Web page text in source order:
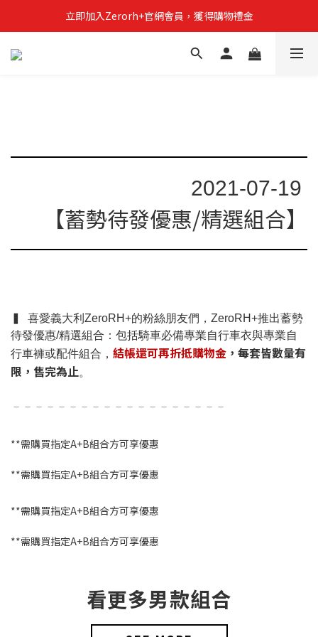
立即加入Zerorh+官網會員，獲得購物禮金
立即加入Zerorh+官網會員，獲得購物禮金
Zerorh+期間限定優惠全館滿15000折1500滿20000折2500
2021-07-19
【蓄勢待發優惠/精選組合】
▍ 喜愛義大利ZeroRH+的粉絲朋友們，ZeroRH+推出蓄勢
待發優惠/精選組合：包括騎車必備專業自行車衣與專業自
行車褲或配件組合， 結帳還可再折抵購物金 ，每套皆數量有
限，售完為止。
－－－－－－－－－－－－－－－－－－－
**需購買指定A+B組合方可享優惠
**需購買指定A+B組合方可享優惠
**需購買指定A+B組合方可享優惠
**需購買指定A+B組合方可享優惠
看更多男款組合